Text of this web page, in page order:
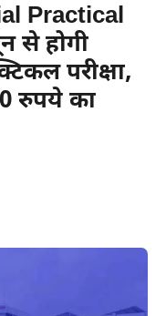
Practical
से होगी
परीक्षा,
रुपये का